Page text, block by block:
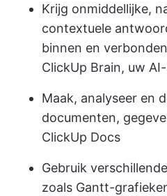
Krijg onmiddellijke,
contextuele
binnen en
ClickUp Brain, uw
Maak, analyseer en
documenten,
ClickUp Docs
Gebruik
zoals Gantt-